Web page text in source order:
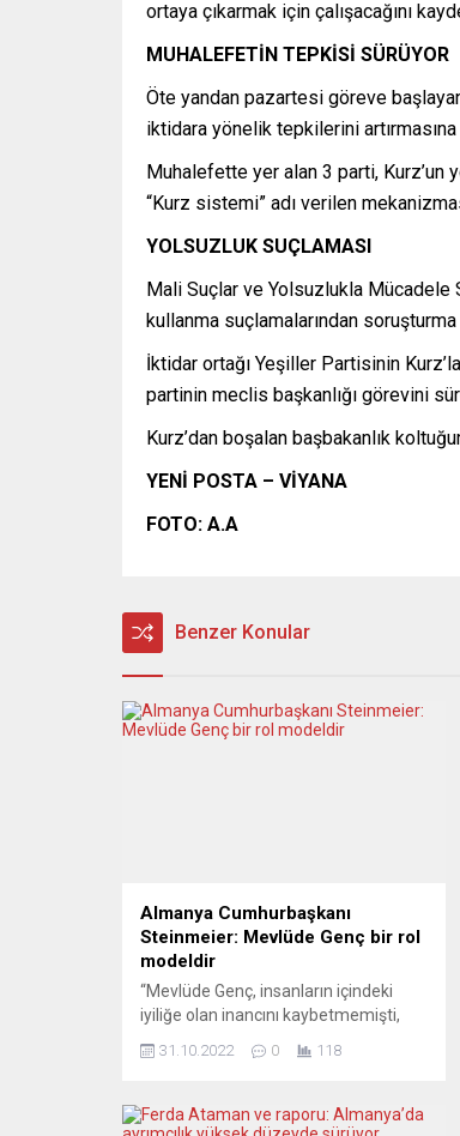
ortaya çıkarmak için çalışacağını
MUHALEFETİN TEPKİSİ SÜRÜYOR
Öte yandan pazartesi göreve
iktidara yönelik tepkilerini
Muhalefette yer alan 3 parti,
“Kurz sistemi” adı verilen
YOLSUZLUK SUÇLAMASI
Mali Suçlar ve Yolsuzlukla Mücadele
kullanma suçlamalarından soruşturma
İktidar ortağı Yeşiller Partisinin
partinin meclis başkanlığı görevini
Kurz’dan boşalan başbakanlık
YENİ POSTA – VİYANA
FOTO: A.A
Benzer Konular
Almanya Cumhurbaşkanı
Steinmeier: Mevlüde Genç bir rol
modeldir
“Mevlüde Genç, insanların içindeki
iyiliğe olan inancını kaybetmemişti,
olmasına rağmen. Bu da onu
model haline getirmektedir.” Federal
31.10.2022 0 118